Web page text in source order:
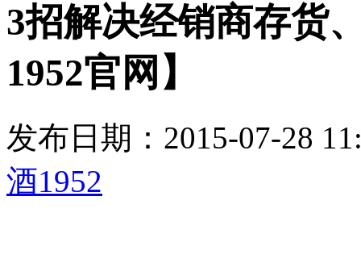
3招解决经销商存货
1952官网】
发布日期：2015-07-28
酒1952